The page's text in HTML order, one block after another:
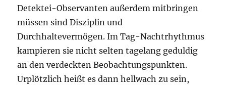
Detektei-Observanten außerdem mitbringen
müssen sind Disziplin und
Durchhaltevermögen. Im Tag-Nachtrhythmus
kampieren sie nicht selten tagelang geduldig
an den verdeckten Beobachtungspunkten.
Urplötzlich heißt es dann hellwach zu sein,